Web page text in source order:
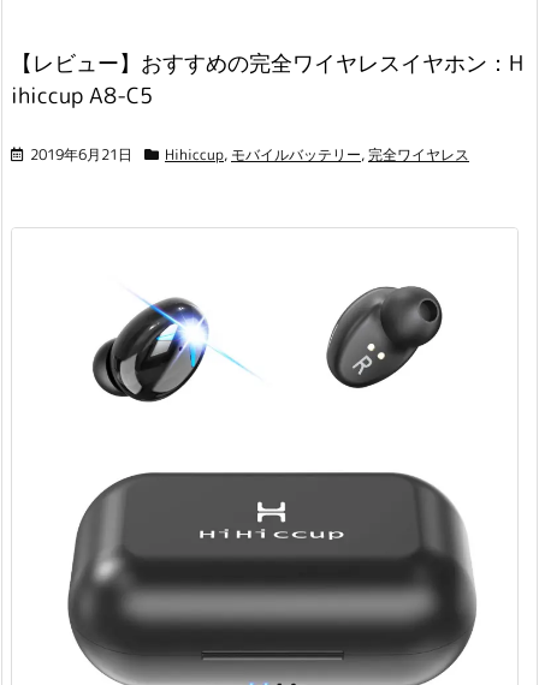
【レビュー】おすすめの完全ワイヤレスイヤホン：H
ihiccup A8-C5
2019年6月21日 Hihiccup, モバイルバッテリー,完全ワイヤレス